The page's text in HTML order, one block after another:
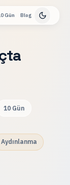
Gün Blog
10 Gün
Aydınlanma